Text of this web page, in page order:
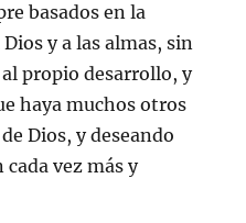
basados en la
y a las almas, sin
propio desarrollo, y
haya muchos otros
Dios, y deseando
vez más y